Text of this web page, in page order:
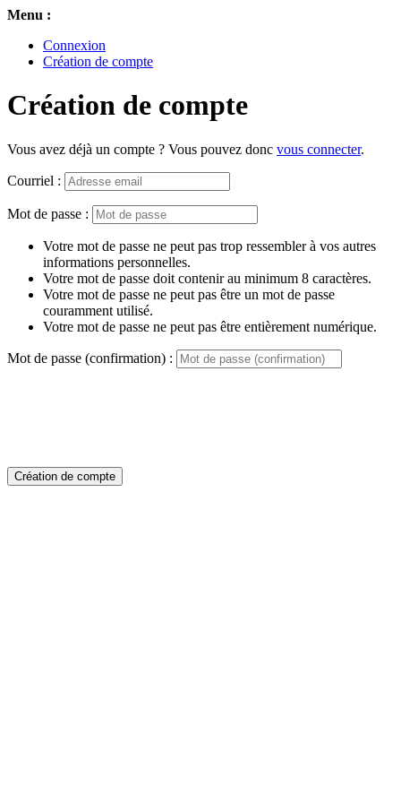
Menu :
Connexion
Création de compte
Création de compte
Vous avez déjà un compte ? Vous pouvez donc vous connecter.
Courriel :
Mot de passe :
Votre mot de passe ne peut pas trop ressembler à vos autres
informations personnelles.
Votre mot de passe doit contenir au minimum 8 caractères.
Votre mot de passe ne peut pas être un mot de passe
couramment utilisé.
Votre mot de passe ne peut pas être entièrement numérique.
Mot de passe (confirmation) :
Création de compte